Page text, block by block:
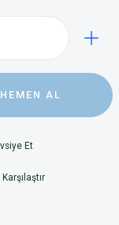
HEMEN AL
Et
Karşılaştır